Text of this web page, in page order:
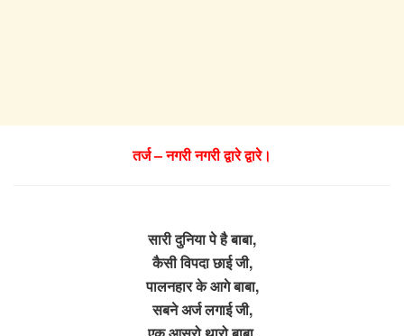
तर्ज – नगरी नगरी द्वारे द्वारे।
सारी दुनिया पे है बाबा,
कैसी विपदा छाई जी,
पालनहार के आगे बाबा,
सबने अर्ज लगाई जी,